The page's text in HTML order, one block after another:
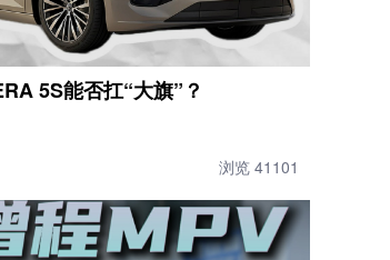
5S能否扛“大旗”？
浏览 41101